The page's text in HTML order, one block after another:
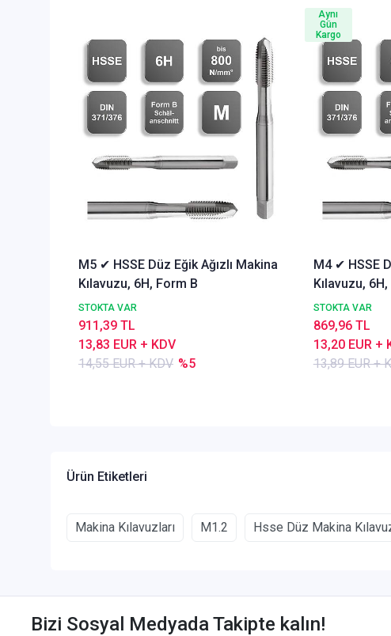
M5 ✔ HSSE Düz Eğik Ağızlı Makina
Kılavuzu, 6H, Form B
STOKTA VAR
14,55 EUR + KDV %5
13,83 EUR + KDV
911,39 TL
M4 ✔ HSSE
Kılavuzu,
STOKTA VAR
13,89 EUR +
13,20 EUR +
869,96 TL
Aynı
Gün
Kargo
Ürün Etiketleri
Makina Kılavuzları M1.2 Hsse Düz Makina
Bizi Sosyal Medyada Takipte kalın!